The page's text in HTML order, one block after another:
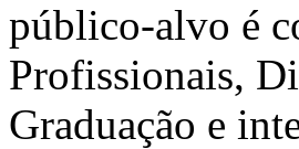
público-alvo é
Profissionais,
Graduação e